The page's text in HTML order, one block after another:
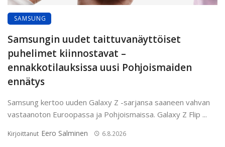
SAMSUNG
Samsungin uudet taittuvanäyttöiset
puhelimet kiinnostavat –
ennakkotilauksissa uusi Pohjoismaiden
ennätys
Samsung kertoo uuden Galaxy Z -sarjansa saaneen vahvan
vastaanoton Euroopassa ja Pohjoismaissa. Galaxy Z Flip ...
Kirjoittanut Eero Salminen 6.8.2026